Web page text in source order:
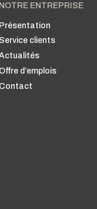
NOTRE ENTREPRISE
Présentation
Service clients
Offre d’emplois
Contact